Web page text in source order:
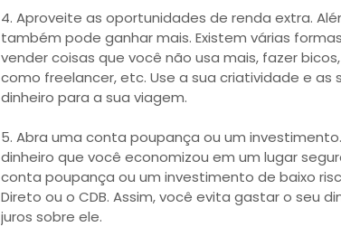
4. Aproveite as oportunidades de renda extra.
também pode ganhar mais. Existem várias
vender coisas que você não usa mais, fazer
como freelancer, etc. Use a sua criatividade e as
dinheiro para a sua viagem.
5. Abra uma conta poupança ou um
dinheiro que você economizou em um lugar
conta poupança ou um investimento de baixo
Direto ou o CDB. Assim, você evita gastar o seu
juros sobre ele.